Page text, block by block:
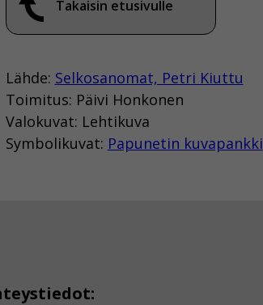
Takaisin etusivulle
Lähde: Selkosanomat, Petri Kiuttu
Toimitus: Päivi Honkonen
Valokuvat: Lehtikuva
Symbolikuvat: Papunetin kuvapankki